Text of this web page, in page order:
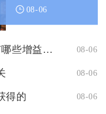
甄姬组合
08-06
全民奇迹2魔法师技能升级后有哪些增益效果 08-06
08-06
得的 08-06